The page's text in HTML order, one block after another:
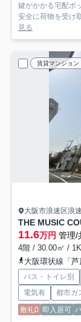
鍵がかかる宅配ボ
安全に荷物を受け
見る
賃貸マンション
大阪市浪速区浪
THE MUSIC
11.6万円 管理/
4階 / 30.00㎡ /
大阪環状線「
バス・トイレ別
電気有
都市ガ
敷礼0 即入居可